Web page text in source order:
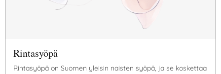
Rintasyöpä
Rintasyöpä on Suomen yleisin naisten syöpä, ja se koskettaa